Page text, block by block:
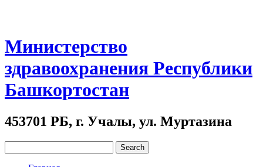
Министерство
здравоохранения Республики
Башкортостан
453701 РБ, г. Учалы, ул. Муртазина